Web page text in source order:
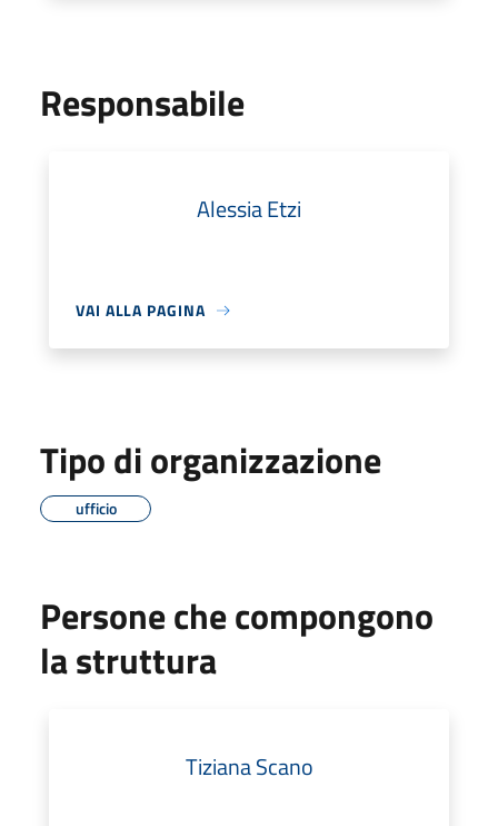
Responsabile
Alessia Etzi
VAI ALLA PAGINA
Tipo di organizzazione
ufficio
Persone che compongono
la struttura
Tiziana Scano